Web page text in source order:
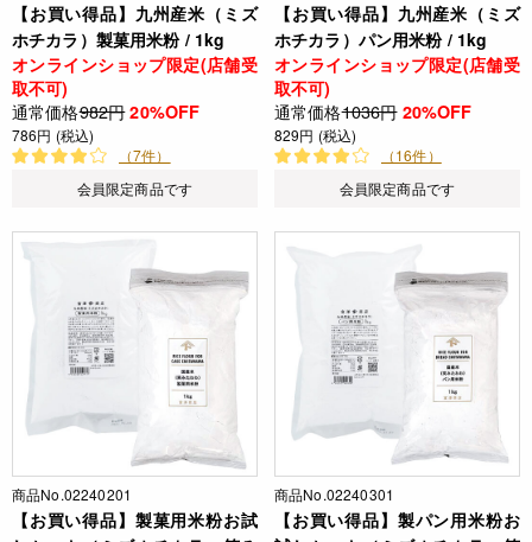
【お買い得品】九州産米（ミズ
ホチカラ）製菓用米粉 / 1kg
オンラインショップ限定(店舗受
取不可)
通常価格982円 20%OFF
786円 (税込)
（7件）
会員限定商品です
【お買い得品】九州産米（ミズ
ホチカラ）パン用米粉 / 1kg
オンラインショップ限定(店舗受
取不可)
通常価格1036円 20%OFF
829円 (税込)
（16件）
会員限定商品です
商品No.02240201
【お買い得品】製菓用米粉お試
商品No.02240301
【お買い得品】製パン用米粉お